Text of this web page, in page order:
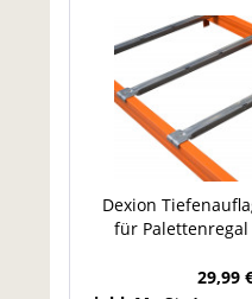
Dexion
für
29,99